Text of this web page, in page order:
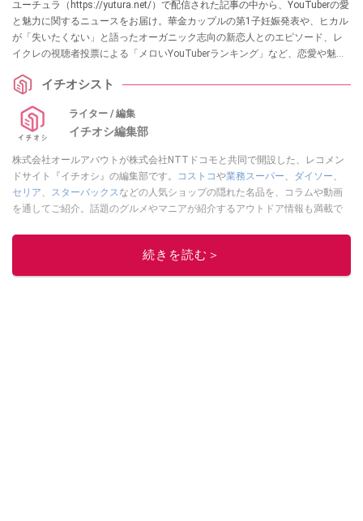
ユーチュラ（https://yutura.net/）で配信された記事の中から、YouTuberの愛
と魅力に関するニュースをお届け。華金カップルの第1子妊娠発表や、ヒカル
が「失いたくない」と語ったオーガニック志向の新恋人とのエピソード、レ
イクレの視聴者投票による「メロいYouTuberランキング」など、恋愛や魅力
してみてくださいね。
イチオシスト
ライター / 編集
イチオシ編集部
株式会社オールアバウトが株式会社NTTドコモと共同で開設した、レコメン
ドサイト『イチオシ』の編集部です。
コストコや業務スーパー、 ダイソー、
セリア、 スターバックスなどの人気ショップの隠れた名品を、コラムや動画
を通してご紹介。話題のグルメやマニアが紹介するアウトドア情報も満載で
レビューしています。毎日トレンド情報をお届けしているので、ぜひ
してください！続きを読む＞